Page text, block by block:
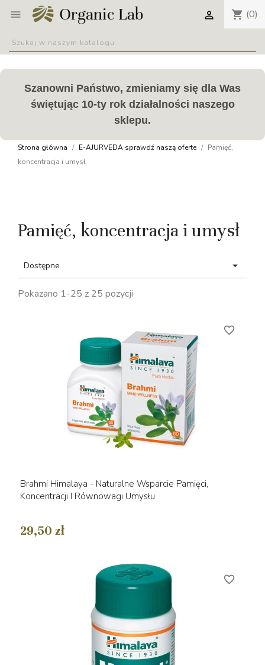
 shopping_cart (0)

Szanowni Państwo, zmieniamy się dla Was
świętując 10-ty rok działalności naszego
sklepu.
Strona główna E-AJURVEDA sprawdź naszą oferte
Pamięć,
koncentracja i umysł
Pamięć, koncentracja i umysł
Dostępne 
Pokazano 1-25 z 25 pozycji
Brahmi Himalaya - Naturalne Wsparcie Pamięci,
Koncentracji I Równowagi Umysłu
29,50 zł
favorite_border
favorite_border